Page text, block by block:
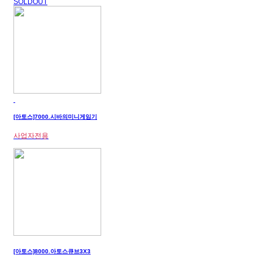
[아토스]7000.시바의미니게임기
사업자전용
[아토스]8000.아토스큐브3X3